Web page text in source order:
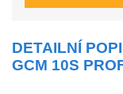
DETAILNÍ
GCM 10S